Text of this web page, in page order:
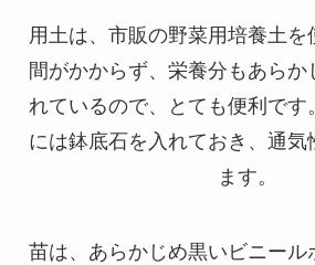
用土は、市販の野菜用培養土を
間がかからず、栄養分もあらか
れているので、とても便利です
には鉢底石を入れておき、通気
ます。
苗は、あらかじめ黒いビニール